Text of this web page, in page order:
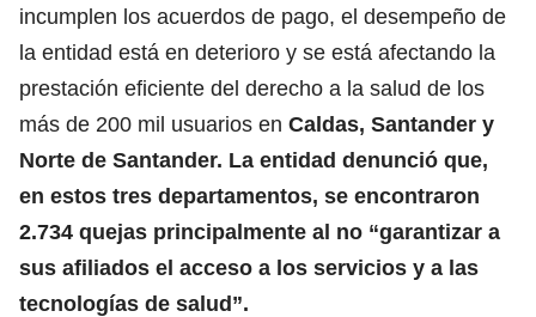
incumplen los acuerdos de pago, el desempeño de
la entidad está en deterioro y se está afectando la
prestación eficiente del derecho a la salud de los
más de 200 mil usuarios en Caldas, Santander y
Norte de Santander. La entidad denunció que,
en estos tres departamentos, se encontraron
2.734 quejas principalmente al no “garantizar a
sus afiliados el acceso a los servicios y a las
tecnologías de salud”.